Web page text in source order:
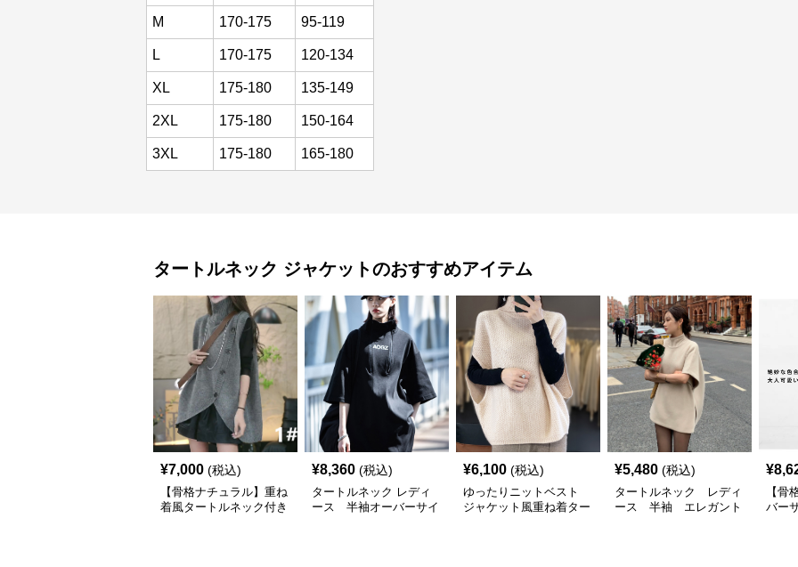
M 170-175 95-119
L 170-175 120-134
XL 175-180 135-149
2XL 175-180 150-164
3XL 175-180 165-180
タートルネック ジャケットのおすすめアイテム
¥7,000 (税込)
【骨格ナチュラル】重ね
着風タートルネック付き
¥8,360 (税込)
タートルネック レディ
ース 半袖オーバーサイ
¥6,100 (税込)
ゆったりニットベスト
ジャケット風重ね着ター
¥5,480 (税込)
タートルネック レディ
ース 半袖 エレガント
¥
【骨
バー